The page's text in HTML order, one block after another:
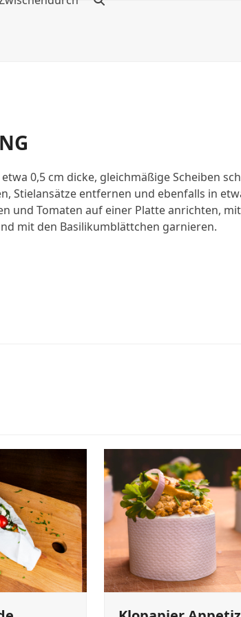
0,5 cm dicke, gleichmäßige Scheiben
Stielansätze entfernen und ebenfalls in
und Tomaten auf einer Platte anrichten,
mit den Basilikumblättchen garnieren.